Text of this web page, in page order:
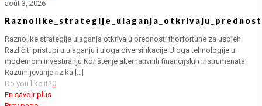
août 3, 2026
Raznolike strategije ulaganja otkrivaju prednosti thorfortune za uspjeh
Različiti pristupi u ulaganju i uloga diversifikacije Uloga tehnologije u
modernom investiranju Korištenje alternativnih financijskih instrumenata
Razumijevanje rizika
Do you like it?0
En savoir plus